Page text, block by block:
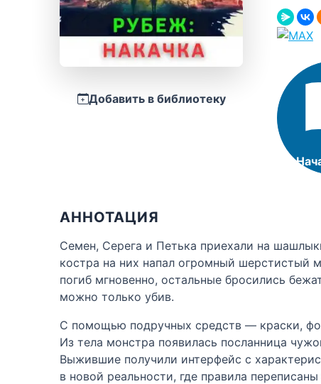
Добавить в библиотеку
АННОТАЦИЯ
Семен, Серега и Петька приехали на
костра на них напал огромный шерстистый
погиб мгновенно, остальные бросились
можно только убив.
С помощью подручных средств — краски,
Из тела монстра появилась посланница
Выжившие получили интерфейс с
в новой реальности, где правила переписаны